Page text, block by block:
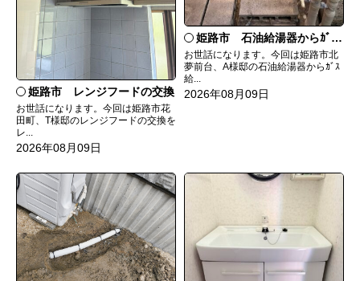
姫路市 レンジフードの交換
お世話になります。今回は姫路市花
田町、T様邸のレンジフードの交換を
レ...
2026年08月09日
姫路市 石油給湯器からｶﾞｽ給湯器へ取替
お世話になります。今回は姫路市北
夢前台、A様邸の石油給湯器からｶﾞｽ
給...
2026年08月09日